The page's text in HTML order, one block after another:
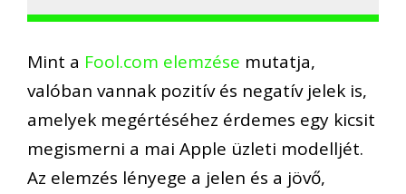
Mint a Fool.com elemzése mutatja,
valóban vannak pozitív és negatív jelek is,
amelyek megértéséhez érdemes egy kicsit
megismerni a mai Apple üzleti modelljét.
Az elemzés lényege a jelen és a jövő,